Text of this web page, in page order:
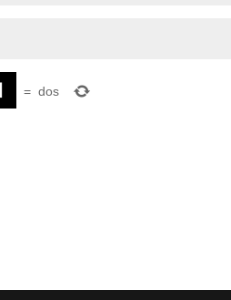
= dos